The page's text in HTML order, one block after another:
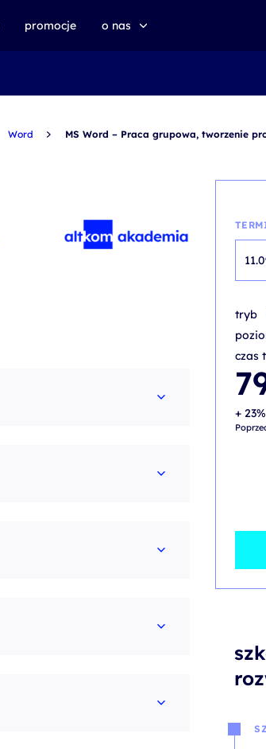
promocje o nas
Word MS Word – Praca grupowa, tworzenie
tryb
czas
+